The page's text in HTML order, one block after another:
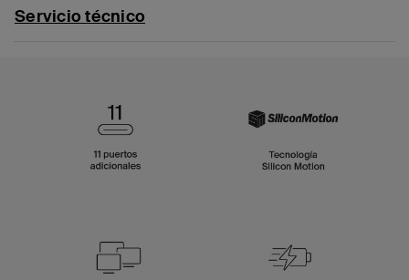
Servicio técnico